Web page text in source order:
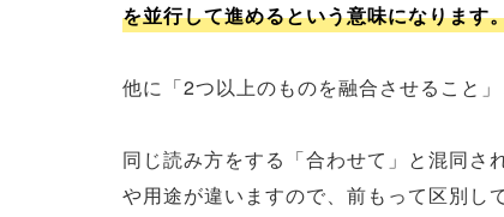
を並行して進めるという意味になります
他に「2つ以上のものを融合させること」
同じ読み方をする「合わせて」と混同さ
や用途が違いますので、前もって区別し